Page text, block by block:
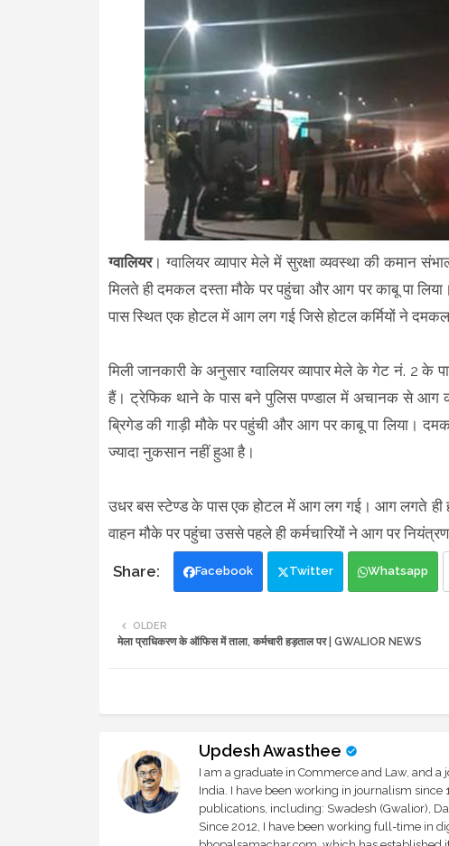
ग्वालियर। ग्वालियर व्यापार मेले में सुरक्षा व्यवस्था की
मिलते ही दमकल दस्ता मौके पर पहुंचा और आग पर काबू पा
पास स्थित एक होटल में आग लग गई जिसे होटल कर्मियों ने
मिली जानकारी के अनुसार ग्वालियर व्यापार मेले के गेट नं. 2
हैं। ट्रेफिक थाने के पास बने पुलिस पण्डाल में अचानक से आग
ब्रिगेड की गाड़ी मौके पर पहुंची और आग पर काबू पा लिया।
ज्यादा नुकसान नहीं हुआ है।
उधर बस स्टेण्ड के पास एक होटल में आग लग गई। आग लगते
वाहन मौके पर पहुंचा उससे पहले ही कर्मचारियों ने आग पर
Facebook Twitter Whatsapp
OLDER
मेला प्राधिकरण के ऑफिस में ताला, कर्मचारी हड़ताल पर | GWALIOR NEWS
Updesh Awasthee
I am a graduate in Commerce and Law, and
India. I have been working in journalism
publications, including: Swadesh (Gwalior),
Since 2012, I have been working full-time in